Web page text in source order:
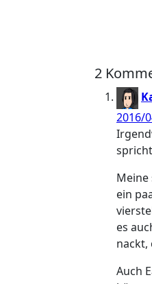
2
2016/
Meine
ein
es
nackt,
Auch